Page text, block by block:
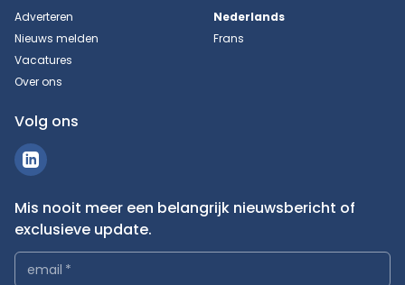
Adverteren
Nieuws melden
Vacatures
Over ons
Nederlands
Frans
Volg ons
Mis nooit meer een belangrijk nieuwsbericht of
exclusieve update.
email *